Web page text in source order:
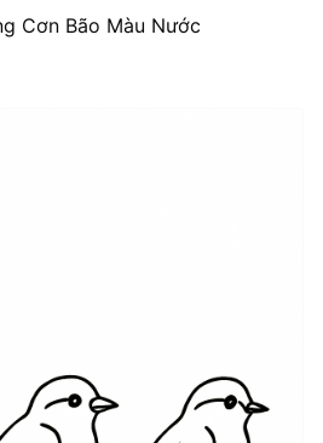
Cơn Bão Màu Nước